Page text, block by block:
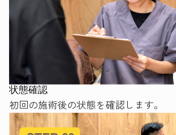
状態確認
初回の施術後の状態を確認します。